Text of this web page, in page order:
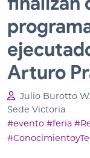
Arturo
Julio Burotto W.
Sede Victoria
#evento #feria